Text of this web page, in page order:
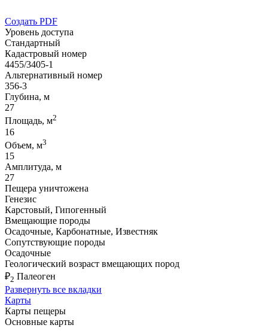
Создать PDF
Уровень доступа
Стандартный
Кадастровый номер
4455/3405-1
Альтернативный номер
356-3
Глубина, м
27
Площадь, м2
16
Объем, м3
15
Амплитуда, м
27
Пещера уничтожена
Генезис
Карстовый, Гипогенный
Вмещающие породы
Осадочные, Карбонатные, Известняк
Сопутствующие породы
Осадочные
Геологический возраст вмещающих пород
₽2 Палеоген
Развернуть все вкладки
Карты
Карты пещеры
Основные карты